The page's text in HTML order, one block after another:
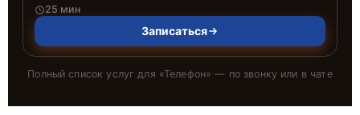
25 мин
Записаться
Полный список услуг для «Телефон» — по звонку или в чате